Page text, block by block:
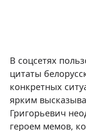
В соцсетях
цитаты
конкретных
ярким
Григорьевич
героем мемов,